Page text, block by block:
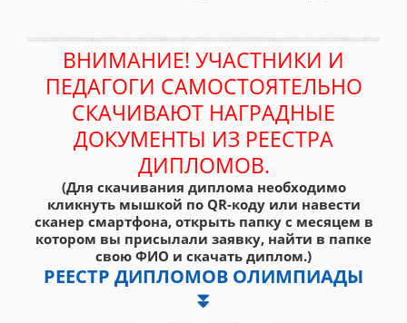
ВНИМАНИЕ! УЧАСТНИКИ И
ПЕДАГОГИ САМОСТОЯТЕЛЬНО
СКАЧИВАЮТ НАГРАДНЫЕ
ДОКУМЕНТЫ ИЗ РЕЕСТРА
ДИПЛОМОВ.
(Для скачивания диплома необходимо
кликнуть мышкой по QR-коду или навести
сканер смартфона, открыть папку с месяцем в
котором вы присылали заявку, найти в папке
свою ФИО и скачать диплом.)
РЕЕСТР ДИПЛОМОВ ОЛИМПИАДЫ
⏬